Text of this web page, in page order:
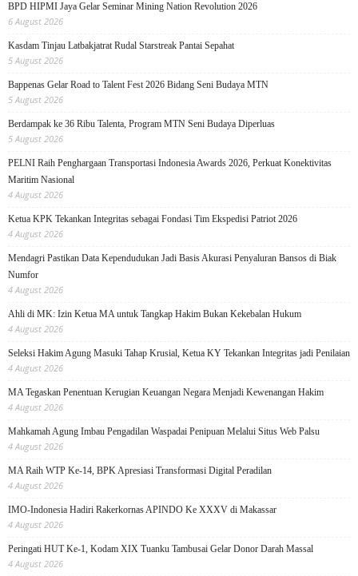
BPD HIPMI Jaya Gelar Seminar Mining Nation Revolution 2026
6 August 2026
Kasdam Tinjau Latbakjatrat Rudal Starstreak Pantai Sepahat
5 August 2026
Bappenas Gelar Road to Talent Fest 2026 Bidang Seni Budaya MTN
5 August 2026
Berdampak ke 36 Ribu Talenta, Program MTN Seni Budaya Diperluas
5 August 2026
PELNI Raih Penghargaan Transportasi Indonesia Awards 2026, Perkuat Konektivitas
Maritim Nasional
4 August 2026
Ketua KPK Tekankan Integritas sebagai Fondasi Tim Ekspedisi Patriot 2026
4 August 2026
Mendagri Pastikan Data Kependudukan Jadi Basis Akurasi Penyaluran Bansos di Biak
Numfor
4 August 2026
Ahli di MK: Izin Ketua MA untuk Tangkap Hakim Bukan Kekebalan Hukum
4 August 2026
Seleksi Hakim Agung Masuki Tahap Krusial, Ketua KY Tekankan Integritas jadi Penilaian
4 August 2026
MA Tegaskan Penentuan Kerugian Keuangan Negara Menjadi Kewenangan Hakim
4 August 2026
Mahkamah Agung Imbau Pengadilan Waspadai Penipuan Melalui Situs Web Palsu
4 August 2026
MA Raih WTP Ke-14, BPK Apresiasi Transformasi Digital Peradilan
4 August 2026
IMO-Indonesia Hadiri Rakerkornas APINDO Ke XXXV di Makassar
4 August 2026
Peringati HUT Ke-1, Kodam XIX Tuanku Tambusai Gelar Donor Darah Massal
4 August 2026